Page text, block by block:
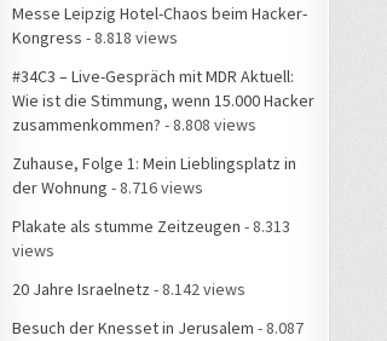
Messe Leipzig Hotel-Chaos beim Hacker-
Kongress - 8.818 views
#34C3 – Live-Gespräch mit MDR Aktuell:
Wie ist die Stimmung, wenn 15.000 Hacker
zusammenkommen? - 8.808 views
Zuhause, Folge 1: Mein Lieblingsplatz in
der Wohnung - 8.716 views
Plakate als stumme Zeitzeugen - 8.313
views
20 Jahre Israelnetz - 8.142 views
Besuch der Knesset in Jerusalem - 8.087